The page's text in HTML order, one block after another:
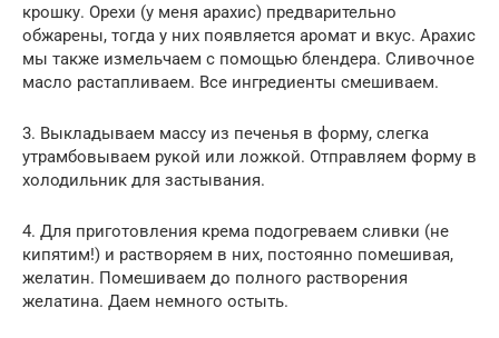
крошку. Орехи (у меня арахис) предварительно
обжарены, тогда у них появляется аромат и вкус. Арахис
мы также измельчаем с помощью блендера. Сливочное
масло растапливаем. Все ингредиенты смешиваем.
3. Выкладываем массу из печенья в форму, слегка
утрамбовываем рукой или ложкой. Отправляем форму в
холодильник для застывания.
4. Для приготовления крема подогреваем сливки (не
кипятим!) и растворяем в них, постоянно помешивая,
желатин. Помешиваем до полного растворения
желатина. Даем немного остыть.